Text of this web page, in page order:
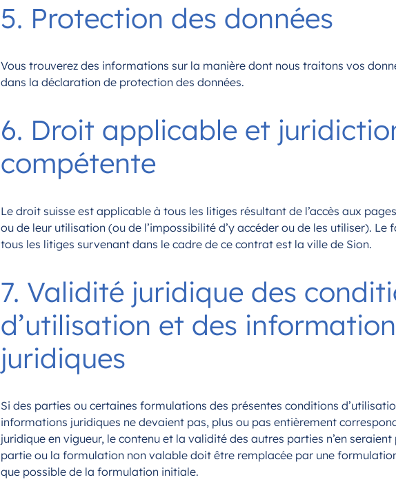
5. Protection des données
Vous trouverez des informations sur la manière dont nous traitons vos
dans la déclaration de protection des données.
6. Droit applicable et
compétente
Le droit suisse est applicable à tous les litiges résultant de l’accès aux
ou de leur utilisation (ou de l’impossibilité d’y accéder ou de les utiliser). Le
tous les litiges survenant dans le cadre de ce contrat est la ville de Sion.
7. Validité juridique des
d’utilisation et des
juridiques
Si des parties ou certaines formulations des présentes conditions
informations juridiques ne devaient pas, plus ou pas entièrement
juridique en vigueur, le contenu et la validité des autres parties n’en
partie ou la formulation non valable doit être remplacée par une
que possible de la formulation initiale.